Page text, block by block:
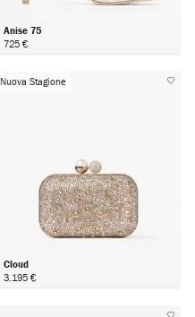
Anise 75
725 €
Nuova Stagione
Cloud
3.195 €